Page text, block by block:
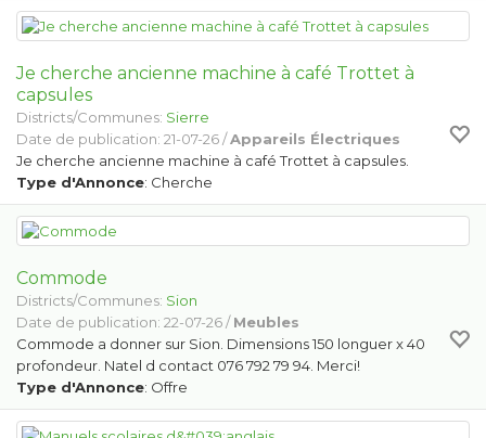
Je cherche ancienne machine à café Trottet à
capsules
Districts/Communes: Sierre
Date de publication: 21-07-26 /Appareils Électriques
Je cherche ancienne machine à café Trottet à capsules.
Type d'Annonce: Cherche
Commode
Districts/Communes: Sion
Date de publication: 22-07-26 /Meubles
Commode a donner sur Sion. Dimensions 150 longuer x 40
profondeur. Natel d contact 076 792 79 94. Merci!
Type d'Annonce: Offre